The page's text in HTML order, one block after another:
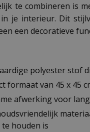
te combineren is
je interieur. Dit
een decoratieve
polyester stof
formaat van 45 x 45
afwerking voor
houden is